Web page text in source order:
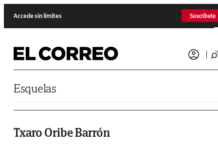
Accede sin límites Suscríbete
Esquelas
Txaro Oribe Barrón